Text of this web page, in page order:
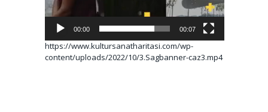
00:00 00:07
https://www.kultursanatharitasi.com/wp-
content/uploads/2022/10/3.Sagbanner-caz3.mp4